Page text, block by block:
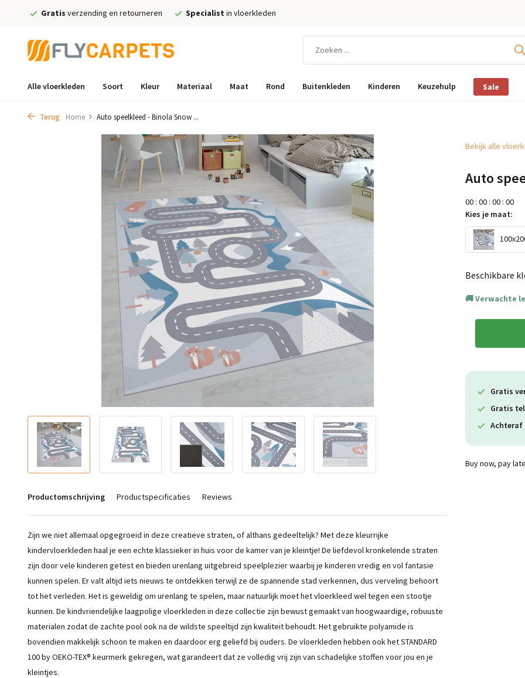
Gratis verzending en retourneren Specialist in vloerkleden
Alle vloerkleden Soort Kleur Materiaal Maat Rond Buitenkleden Kinderen Keuzehulp Sale
Terug Home Auto speelkleed - Binola Snow ...
Productomschrijving Productspecificaties Reviews
Zijn we niet allemaal opgegroeid in deze creatieve straten, of althans gedeeltelijk? Met deze kleurrijke
kindervloerkleden haal je een echte klassieker in huis voor de kamer van je kleintje! De liefdevol kronkelende straten
zijn door vele kinderen getest en bieden urenlang uitgebreid speelplezier waarbij je kinderen vredig en vol fantasie
kunnen spelen. Er valt altijd iets nieuws te ontdekken terwijl ze de spannende stad verkennen, dus verveling behoort
tot het verleden. Het is geweldig om urenlang te spelen, maar natuurlijk moet het vloerkleed wel tegen een stootje
kunnen. De kindvriendelijke laagpolige vloerkleden in deze collectie zijn bewust gemaakt van hoogwaardige, robuuste
materialen zodat de zachte pool ook na de wildste speeltijd zijn kwaliteit behoudt. Het gebruikte polyamide is
bovendien makkelijk schoon te maken en daardoor erg geliefd bij ouders. De vloerkleden hebben ook het STANDARD
100 by OEKO-TEX® keurmerk gekregen, wat garandeert dat ze volledig vrij zijn van schadelijke stoffen voor jou en je
kleintjes.
Bekijk alle
Auto
00: 00: 00: 00
Kies je maat:
Beschikbare
Verwachte
Buy now, pay
Gratis
Gratis
Achteraf